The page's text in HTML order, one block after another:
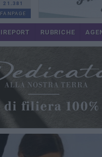
21.381
FANPAGE
IREPORT RUBRICHE